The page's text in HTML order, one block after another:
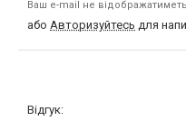
Ваш e-mail не
або Авторизуйтесь для
Відгук: